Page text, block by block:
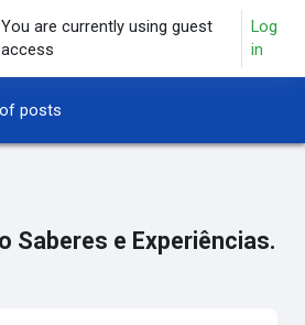
You are currently using guest
access
Log
in
posts
Saberes e Experiências.